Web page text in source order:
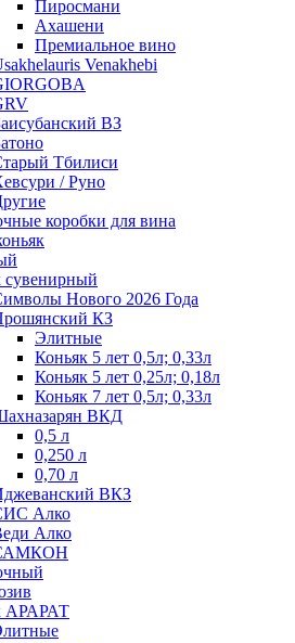
Пиросмани
Ахашени
Премиальное вино
Venakhebi
ВЗ
Тбилиси
/ Руно
коробки для вина
сувенирный
Нового 2026 Года
КЗ
Элитные
Коньяк 5 лет 0,5л; 0,33л
Коньяк 5 лет 0,25л; 0,18л
Коньяк 7 лет 0,5л; 0,33л
ВКД
0,5 л
0,250 л
0,70 л
ВКЗ
Алко
Алко
АРАРАТ